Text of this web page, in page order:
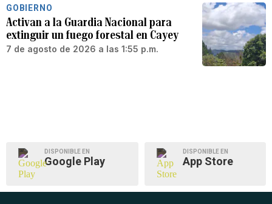
GOBIERNO
Activan a la Guardia Nacional para
extinguir un fuego forestal en Cayey
7 de agosto de 2026 a las 1:55 p.m.
DISPONIBLE EN
Google Play
DISPONIBLE EN
App Store